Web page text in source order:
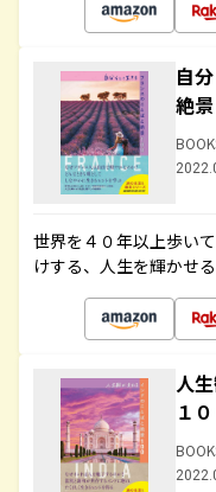
自
絶
世界を４０年以上歩い
けする、人生を輝かせ
人
１